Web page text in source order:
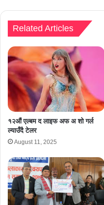
Related Articles
१२औं एल्बम द लाइफ अफ अ शो गर्ल
ल्याउँदै टेलर
August 11, 2025